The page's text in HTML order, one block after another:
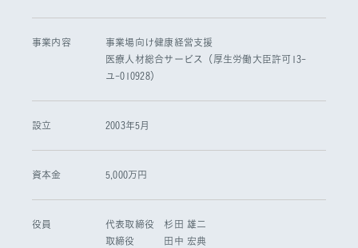
事業内容
事業場向け健康経営支援
医療人材総合サービス（厚生労働大臣許可13-
ユ-010928）
設立 2003年5月
資本金 5,000万円
役員
代表取締役 杉田 雄二
取締役 田中 宏典